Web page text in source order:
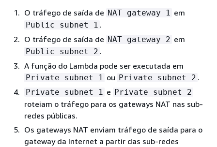
O tráfego de saída de NAT gateway 1 em
Public subnet 1 .
O tráfego de saída de NAT gateway 2 em
Public subnet 2 .
A função do Lambda pode ser executada em
Private subnet 1 ou Private subnet 2 .
Private subnet 1 e Private subnet 2
roteiam o tráfego para os gateways NAT nas sub-
redes públicas.
Os gateways NAT enviam tráfego de saída para o
gateway da Internet a partir das sub-redes